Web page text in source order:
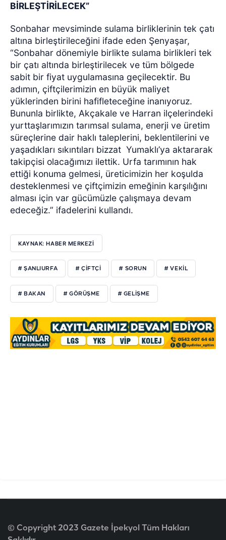
BİRLEŞTİRİLECEK”
Sonbahar mevsiminde sulama birliklerinin tek çatı
altına birleştirileceğini ifade eden Şenyaşar,
“Sonbahar dönemiyle birlikte sulama birlikleri tek
bir çatı altında birleştirilecek ve tüm bölgede
sabit bir fiyat uygulamasına geçilecektir. Bu
adımın, çiftçilerimizin en büyük maliyet
yüklerinden birini hafifleteceğine inanıyoruz.
Bununla birlikte, Akçakale ve Harran ilçelerindeki
yurttaşlarımızın tarımsal sulama, enerji ve üretim
süreçlerine dair haklı taleplerini, beklentilerini ve
yaşadıkları sıkıntıları bizzat Yumaklı’ya aktararak
takipçisi olacağımızı ilettik. Urfa tarımının hak
ettiği konuma gelmesi, üreticimizin her koşulda
desteklenmesi ve çiftçimizin emeğinin karşılığını
alması için var gücümüzle çalışmaya devam
edeceğiz.” ifadelerini kullandı.
KAYNAK: HABER MERKEZİ
# ŞANLIURFA # ÇİFTÇİ # SORUN # VEKİL
# BAKAN # GÖRÜŞME # GELİŞME
© Copyright 2023 Gazete İpekyol Tüm Hakları